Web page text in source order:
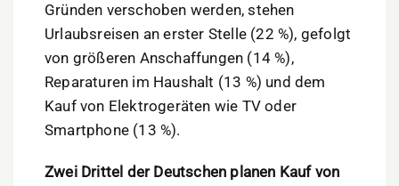
Gründen verschoben werden, stehen
Urlaubsreisen an erster Stelle (22 %), gefolgt
von größeren Anschaffungen (14 %),
Reparaturen im Haushalt (13 %) und dem
Kauf von Elektrogeräten wie TV oder
Smartphone (13 %).
Zwei Drittel der Deutschen planen Kauf von